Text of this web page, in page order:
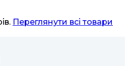
Переглянути всі товари